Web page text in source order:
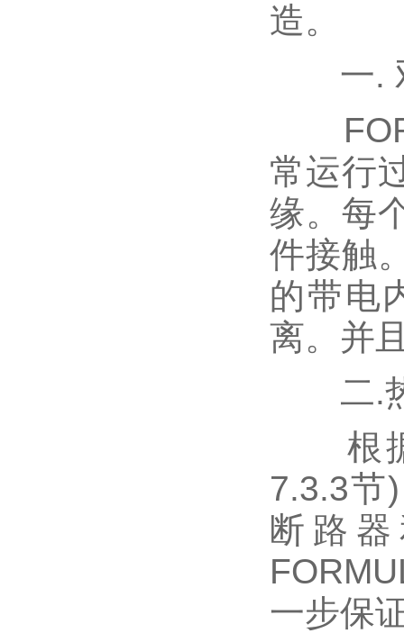
造。
一.
常运行
缘。每
件接触
的带电
离。并
二.热
根据
7.3.3节
断路
一步保